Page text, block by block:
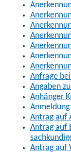
Anfrage
Angaben
Anhänger
Antrag auf
Antrag auf
Antrag auf